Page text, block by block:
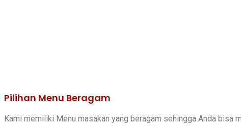
Pilihan Menu Beragam
Kami memiliki Menu masakan yang beragam sehingga Anda bisa